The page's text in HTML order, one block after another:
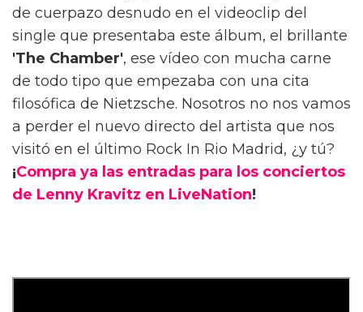
de cuerpazo desnudo en el videoclip del
single que presentaba este álbum, el brillante
'The Chamber', ese vídeo con mucha carne
de todo tipo que empezaba con una cita
filosófica de Nietzsche. Nosotros no nos vamos
a perder el nuevo directo del artista que nos
visitó en el último Rock In Rio Madrid, ¿y tú?
¡Compra ya las entradas para los conciertos
de Lenny Kravitz en LiveNation!